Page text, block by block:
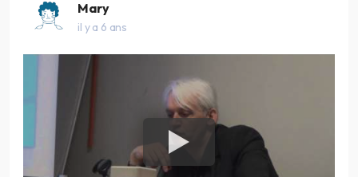
Mary
il y a 6 ans